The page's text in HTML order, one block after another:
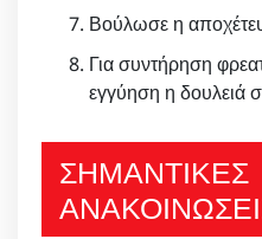
Βούλωσε η
Για συντήρηση
εγγύηση η δουλειά
ΣΗΜΑΝΤΙΚΕΣ